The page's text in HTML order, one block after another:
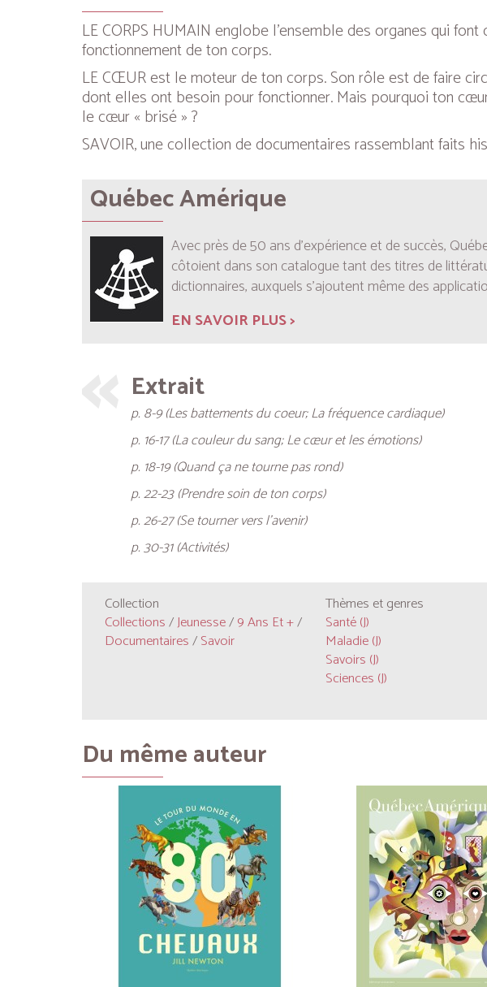
LE CORPS HUMAIN englobe l’ensemble des organes qui
fonctionnement de ton corps.
LE CŒUR est le moteur de ton corps. Son rôle est de faire
dont elles ont besoin pour fonctionner. Mais pourquoi ton
le cœur « brisé » ?
SAVOIR, une collection de documentaires rassemblant faits
Québec Amérique
Avec près de 50 ans d’expérience et de succès,
côtoient dans son catalogue tant des titres de
dictionnaires, auxquels s’ajoutent même des
EN SAVOIR PLUS >
Extrait
p. 8-9 (Les battements du coeur; La fréquence cardiaque)
p. 16-17 (La couleur du sang; Le cœur et les émotions)
p. 18-19 (Quand ça ne tourne pas rond)
p. 22-23 (Prendre soin de ton corps)
p. 26-27 (Se tourner vers l’avenir)
p. 30-31 (Activités)
Collection
Collections/Jeunesse/9 Ans Et +/
Documentaires/Savoir
Thèmes et genres
Santé (J)
Maladie (J)
Savoirs (J)
Sciences (J)
Du même auteur